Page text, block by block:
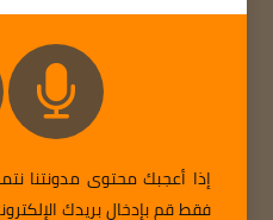
إذا أعجبك محتوى مدونتنا
فقط قم بإدخال بريدك